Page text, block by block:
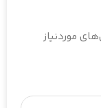
موردنیاز